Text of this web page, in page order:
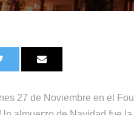
27 de Noviembre en el